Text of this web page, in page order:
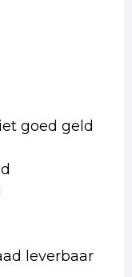
goed geld
leverbaar